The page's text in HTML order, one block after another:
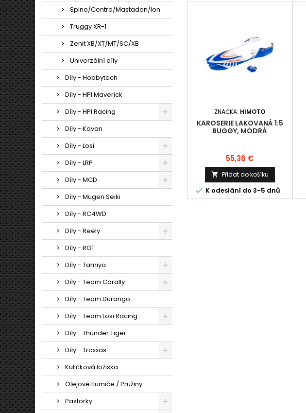
Spino/Centro/Mastadon/Ion
Truggy XR-1
Zenit XB/XT/MT/SC/XB
Univerzální díly
Díly - Hobbytech
Díly - HPI Maverick
Díly - HPI Racing
Díly - Kavan
Díly - Losi
Díly - LRP
Díly - MCD
Díly - Mugen Seiki
Díly - RC4WD
Díly - Reely
Díly - RGT
Díly - Tamiya
Díly - Team Corally
Díly - Team Durango
Díly - Team Losi Racing
Díly - Thunder Tiger
Díly - Traxxas
Kuličková ložiska
Olejové tlumiče / Pružiny
Pastorky
ZNAČKA: HIMOTO
KAROSERIE LAKOVANÁ 1:5
BUGGY, MODRÁ
Cena
55,36 €
 Přidat do košíku
 K odeslání do 3-5 dnů